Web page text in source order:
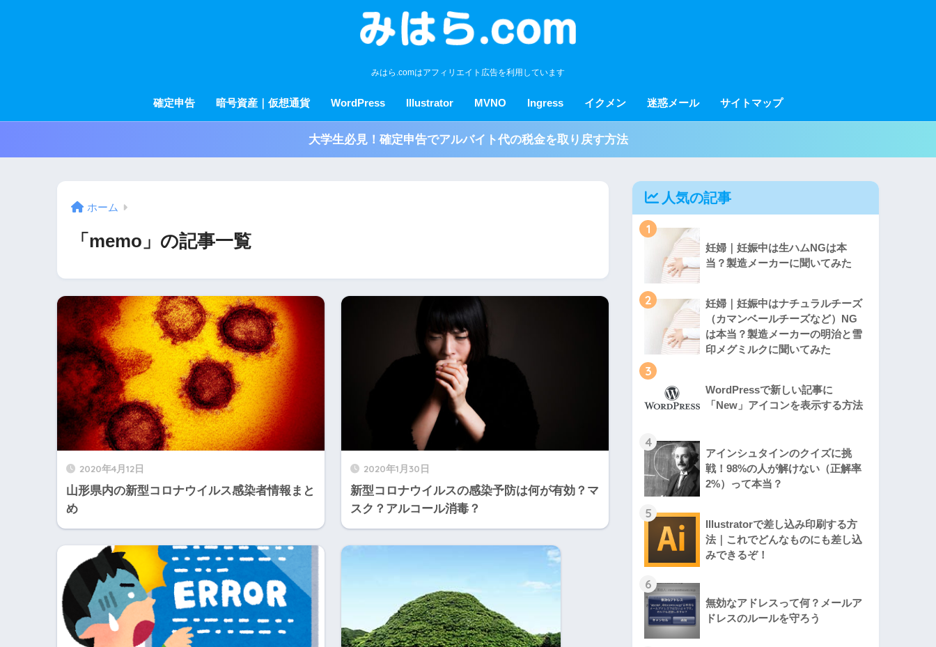
みはら.comはアフィリエイト広告を利用しています
確定申告 暗号資産｜仮想通貨 WordPress Illustrator MVNO Ingress イクメン 迷惑メール サイトマップ
大学生必見！確定申告でアルバイト代の税金を取り戻す方法
ホーム
「memo」の記事一覧
2020年4月12日
山形県内の新型コロナウイルス感染者情報まと
め
2020年1月30日
新型コロナウイルスの感染予防は何が有効？マ
スク？アルコール消毒？
人気の記事
1
妊婦｜妊娠中は生ハムNGは本
当？製造メーカーに聞いてみた
2
妊婦｜妊娠中はナチュラルチーズ
（カマンベールチーズなど）NG
は本当？製造メーカーの明治と雪
印メグミルクに聞いてみた
3
WordPressで新しい記事に
「New」アイコンを表示する方法
4
アインシュタインのクイズに挑
戦！98%の人が解けない（正解率
2%）って本当？
5
Illustratorで差し込み印刷する方
法｜これでどんなものにも差し込
みできるぞ！
6
無効なアドレスって何？メールア
ドレスのルールを守ろう